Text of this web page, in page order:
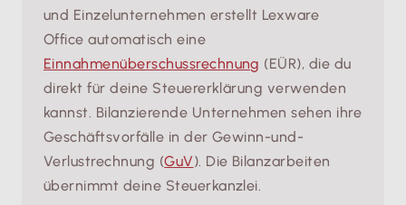
und Einzelunternehmen erstellt Lexware
Office automatisch eine
Einnahmenüberschussrechnung (EÜR), die du
direkt für deine Steuererklärung verwenden
kannst. Bilanzierende Unternehmen sehen ihre
Geschäftsvorfälle in der Gewinn-und-
Verlustrechnung (GuV). Die Bilanzarbeiten
übernimmt deine Steuerkanzlei.